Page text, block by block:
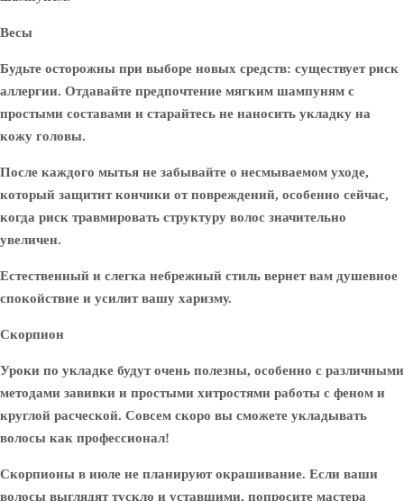
Весы
Будьте осторожны при выборе новых средств: существует риск
аллергии. Отдавайте предпочтение мягким шампуням с
простыми составами и старайтесь не наносить укладку на
кожу головы.
После каждого мытья не забывайте о несмываемом уходе,
который защитит кончики от повреждений, особенно сейчас,
когда риск травмировать структуру волос значительно
увеличен.
Естественный и слегка небрежный стиль вернет вам душевное
спокойствие и усилит вашу харизму.
Скорпион
Уроки по укладке будут очень полезны, особенно с различными
методами завивки и простыми хитростями работы с феном и
круглой расческой. Совсем скоро вы сможете укладывать
волосы как профессионал!
Скорпионы в июле не планируют окрашивание. Если ваши
волосы выглядят тускло и уставшими, попросите мастера